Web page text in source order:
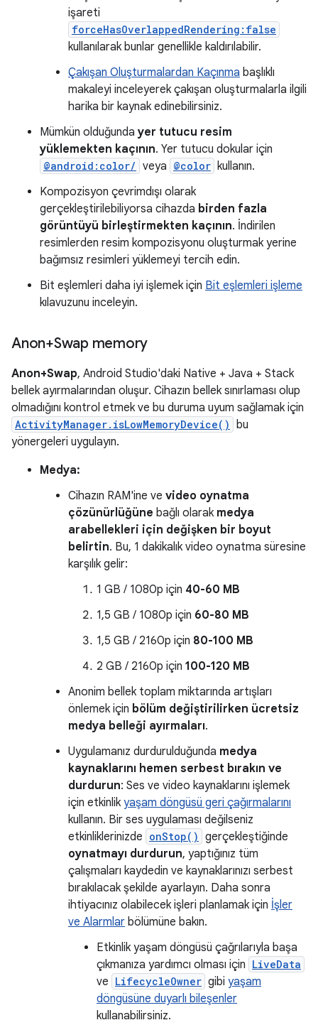
işareti
forceHasOverlappedRendering:false
kullanılarak bunlar genellikle kaldırılabilir.
Çakışan Oluşturmalardan Kaçınma başlıklı
makaleyi inceleyerek çakışan oluşturmalarla ilgili
harika bir kaynak edinebilirsiniz.
Mümkün olduğunda yer tutucu resim
yüklemekten kaçının. Yer tutucu dokular için
@android:color/ veya @color kullanın.
Kompozisyon çevrimdışı olarak
gerçekleştirilebiliyorsa cihazda birden fazla
görüntüyü birleştirmekten kaçının. İndirilen
resimlerden resim kompozisyonu oluşturmak yerine
bağımsız resimleri yüklemeyi tercih edin.
Bit eşlemleri daha iyi işlemek için Bit eşlemleri işleme
kılavuzunu inceleyin.
Anon+Swap memory
Anon+Swap, Android Studio'daki Native + Java + Stack
bellek ayırmalarından oluşur. Cihazın bellek sınırlaması olup
olmadığını kontrol etmek ve bu duruma uyum sağlamak için
ActivityManager.isLowMemoryDevice() bu
yönergeleri uygulayın.
Medya:
Cihazın RAM'ine ve video oynatma
çözünürlüğüne bağlı olarak medya
arabellekleri için değişken bir boyut
belirtin. Bu, 1 dakikalık video oynatma süresine
karşılık gelir:
1 GB / 1080p için 40-60 MB
1,5 GB / 1080p için 60-80 MB
1,5 GB / 2160p için 80-100 MB
2 GB / 2160p için 100-120 MB
Anonim bellek toplam miktarında artışları
önlemek için bölüm değiştirilirken ücretsiz
medya belleği ayırmaları.
Uygulamanız durdurulduğunda medya
kaynaklarını hemen serbest bırakın ve
durdurun: Ses ve video kaynaklarını işlemek
için etkinlik yaşam döngüsü geri çağırmalarını
kullanın. Bir ses uygulaması değilseniz
etkinliklerinizde onStop() gerçekleştiğinde
oynatmayı durdurun, yaptığınız tüm
çalışmaları kaydedin ve kaynaklarınızı serbest
bırakılacak şekilde ayarlayın. Daha sonra
ihtiyacınız olabilecek işleri planlamak için İşler
ve Alarmlar bölümüne bakın.
Etkinlik yaşam döngüsü çağrılarıyla başa
çıkmanıza yardımcı olması için LiveData
ve LifecycleOwner gibi yaşam
döngüsüne duyarlı bileşenler
kullanabilirsiniz.